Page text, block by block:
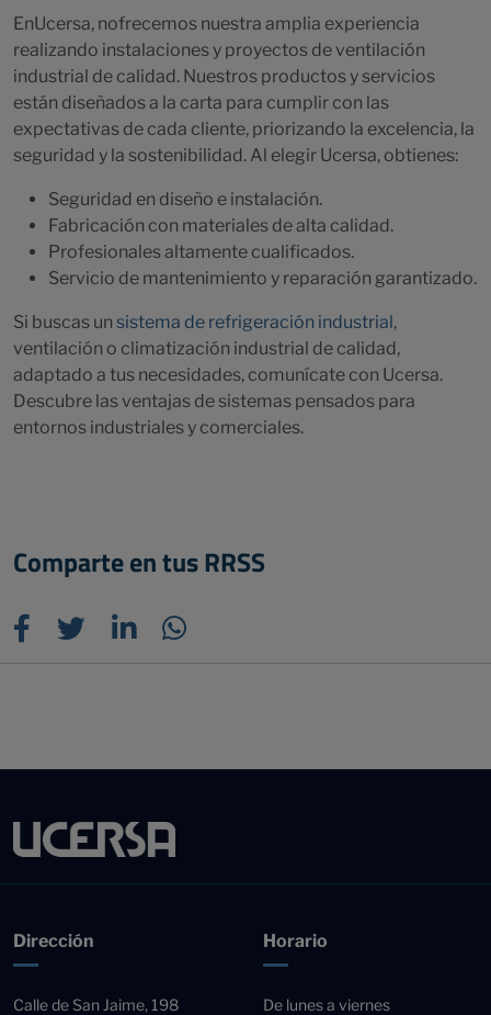
EnUcersa, nofrecemos nuestra amplia experiencia
realizando instalaciones y proyectos de ventilación
industrial de calidad. Nuestros productos y servicios
están diseñados a la carta para cumplir con las
expectativas de cada cliente, priorizando la excelencia, la
seguridad y la sostenibilidad. Al elegir Ucersa, obtienes:
Seguridad en diseño e instalación.
Fabricación con materiales de alta calidad.
Profesionales altamente cualificados.
Servicio de mantenimiento y reparación garantizado.
Si buscas un sistema de refrigeración industrial,
ventilación o climatización industrial de calidad,
adaptado a tus necesidades, comunícate con Ucersa.
Descubre las ventajas de sistemas pensados para
entornos industriales y comerciales.
Comparte en tus RRSS
Dirección
Calle de San Jaime, 198
Horario
De lunes a viernes